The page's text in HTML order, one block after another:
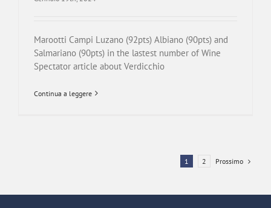
Marootti Campi Luzano (92pts) Albiano (90pts) and
Salmariano (90pts) in the lastest number of Wine
Spectator article about Verdicchio
Continua a leggere
1 2 Prossimo